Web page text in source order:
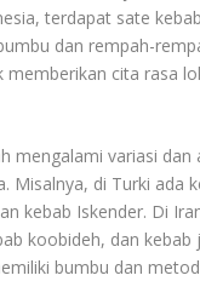
terdapat sate
dan rempah-
memberikan cita rasa
mengalami variasi dan
Misalnya, di Turki ada
kebab Iskender. Di
koobideh, dan kebab
bumbu dan